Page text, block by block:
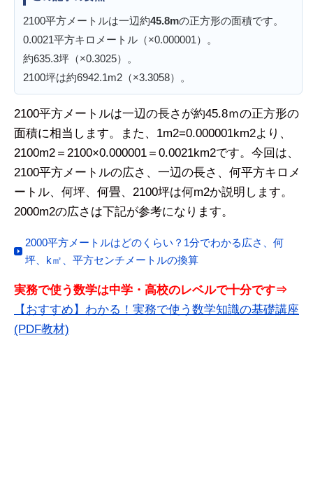
2100平方メートルは一辺約45.8mの正方形の面積です。
0.0021平方キロメートル（×0.000001）。
約635.3坪（×0.3025）。
2100坪は約6942.1m2（×3.3058）。
2100平方メートルは一辺の長さが約45.8ｍの正方形の
面積に相当します。また、1m2=0.000001km2より、
2100m2＝2100×0.000001＝0.0021km2です。今回は、
2100平方メートルの広さ、一辺の長さ、何平方キロメ
ートル、何坪、何畳、2100坪は何m2か説明します。
2000m2の広さは下記が参考になります。
2000平方メートルはどのくらい？1分でわかる広さ、何
坪、k㎡、平方センチメートルの換算
実務で使う数学は中学・高校のレベルで十分です⇒
【おすすめ】わかる！実務で使う数学知識の基礎講座
(PDF教材)